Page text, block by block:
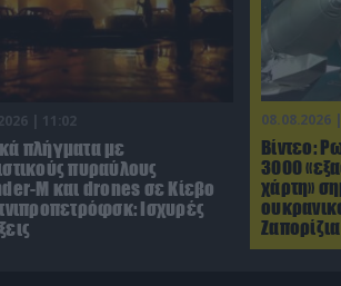
08.08.2026
Βίντεο:
3000
χάρτη»
Ζαπορίζια
| 11:02
πλήγματα με
πυραύλους
M και drones σε Κίεβο
Ισχυρές